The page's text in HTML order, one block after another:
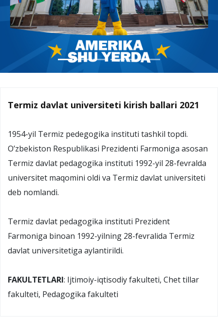
Termiz davlat universiteti kirish ballari 2021
1954-yil Termiz pedegogika instituti tashkil topdi.
O’zbekiston Respublikasi Prezidenti Farmoniga asosan
Termiz davlat pedagogika instituti 1992-yil 28-fevralda
universitet maqomini oldi va Termiz davlat universiteti
deb nomlandi.
Termiz davlat pedagogika instituti Prezident
Farmoniga binoan 1992-yilning 28-fevralida Termiz
davlat universitetiga aylantirildi.
FAKULTETLARI: Ijtimoiy-iqtisodiy fakulteti, Chet tillar
fakulteti, Pedagogika fakulteti